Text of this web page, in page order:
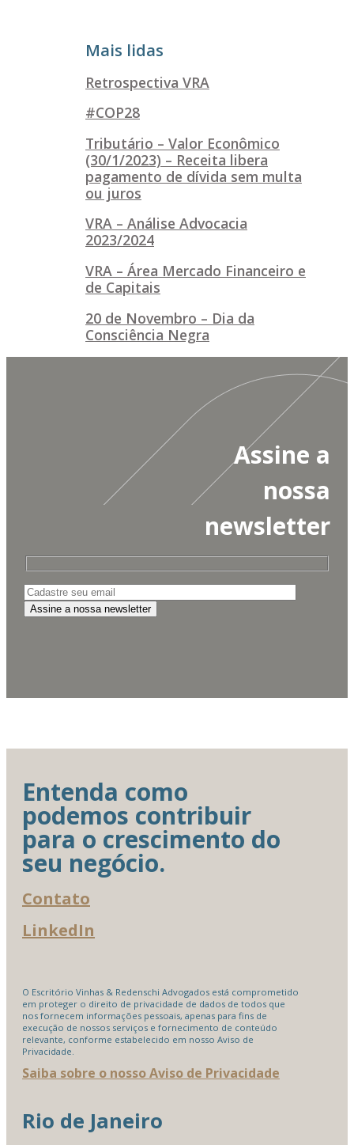
Mais lidas
Retrospectiva VRA
#COP28
Tributário – Valor Econômico
(30/1/2023) – Receita libera
pagamento de dívida sem multa
ou juros
VRA – Análise Advocacia
2023/2024
VRA – Área Mercado Financeiro e
de Capitais
20 de Novembro – Dia da
Consciência Negra
Assine a
nossa
newsletter
Entenda como
podemos contribuir
para o crescimento do
seu negócio.
Contato
LinkedIn
O Escritório Vinhas & Redenschi Advogados está comprometido
em proteger o direito de privacidade de dados de todos que
nos fornecem informações pessoais, apenas para fins de
execução de nossos serviços e fornecimento de conteúdo
relevante, conforme estabelecido em nosso Aviso de
Privacidade.
Saiba sobre o nosso Aviso de Privacidade
Rio de Janeiro